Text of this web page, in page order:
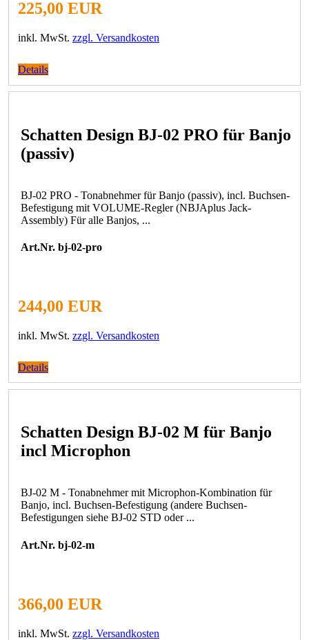
225,00 EUR
inkl. MwSt. zzgl. Versandkosten
Details
Schatten Design BJ-02 PRO für Banjo
(passiv)
BJ-02 PRO - Tonabnehmer für Banjo (passiv), incl. Buchsen-
Befestigung mit VOLUME-Regler (NBJAplus Jack-
Assembly) Für alle Banjos, ...
Art.Nr. bj-02-pro
244,00 EUR
inkl. MwSt. zzgl. Versandkosten
Details
Schatten Design BJ-02 M für Banjo
incl Microphon
BJ-02 M - Tonabnehmer mit Microphon-Kombination für
Banjo, incl. Buchsen-Befestigung (andere Buchsen-
Befestigungen siehe BJ-02 STD oder ...
Art.Nr. bj-02-m
366,00 EUR
inkl. MwSt. zzgl. Versandkosten